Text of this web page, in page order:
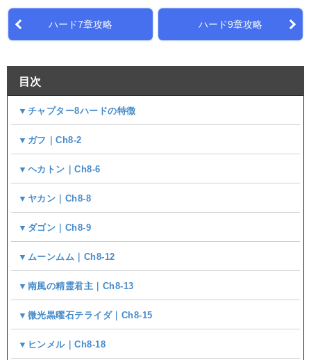
ハード7章攻略 ハード9章攻略
目次
▼チャプター8ハードの特徴
▼ガフ｜Ch8-2
▼ヘカトン｜Ch8-6
▼ヤカン｜Ch8-8
▼ダゴン｜Ch8-9
▼ムーンムム｜Ch8-12
▼南風の精霊君主｜Ch8-13
▼微光黒曜石テライダ｜Ch8-15
▼ヒンメル｜Ch8-18